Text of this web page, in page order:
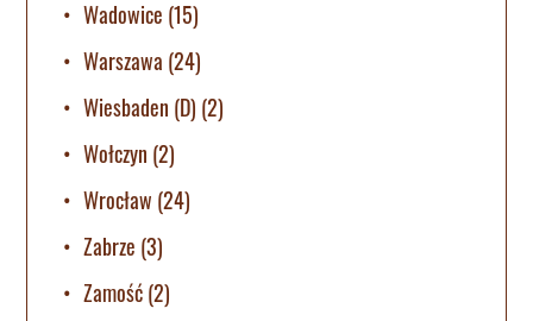
Wadowice (15)
Warszawa (24)
Wiesbaden (D) (2)
Wołczyn (2)
Wrocław (24)
Zabrze (3)
Zamość(2)